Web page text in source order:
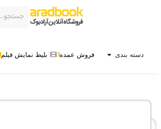
دسته بندی فروش عمده بلیط نمایش فیلم